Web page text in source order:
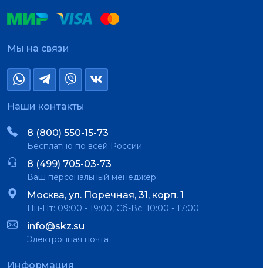
Мы на связи
Наши контакты
8 (800) 550-15-73
Бесплатно по всей России
8 (499) 705-03-73
Ваш персональный менеджер
Москва, ул. Поречная, 31, корп. 1
Пн-Пт: 09:00 - 19:00, Сб-Вс: 10:00 - 17:00
info@skz.su
Электронная почта
Информация